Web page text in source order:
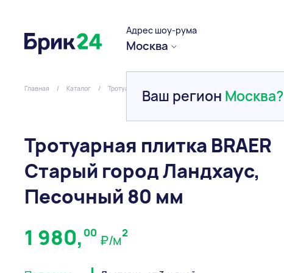
Адрес шоу-рума
Москва
Ваш регион Москва?
Главная / Каталог / Тротуарная плитка и брусчатка
Тротуарная плитка BRAER
Старый город Ландхаус,
Песочный 80 мм
1 980, 00 ₽/м2